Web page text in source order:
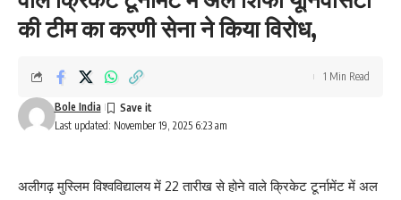
की टीम का करणी सेना ने किया विरोध,
Last updated: November 19, 2025 6:23 am
Bole India
1 Min Read
अलीगढ़ मुस्लिम विश्वविद्यालय में 22 तारीख से होने वाले क्रिकेट टूर्नामेंट में अल